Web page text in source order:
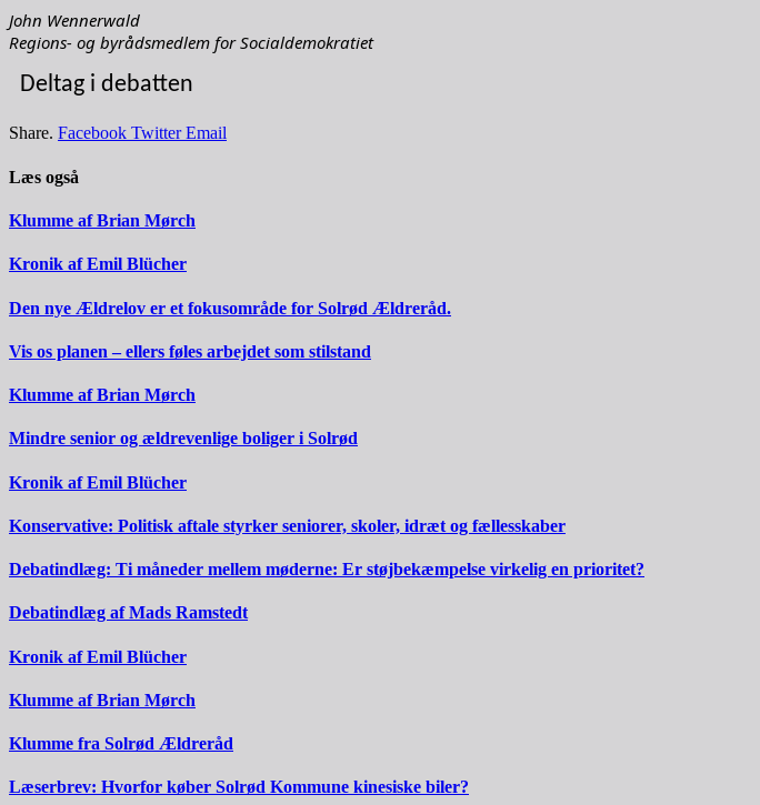
John Wennerwald
Regions- og byrådsmedlem for Socialdemokratiet
Deltag i debatten
Share. Facebook Twitter Email
Læs også
Klumme af Brian Mørch
Kronik af Emil Blücher
Den nye Ældrelov er et fokusområde for Solrød Ældreråd.
Vis os planen – ellers føles arbejdet som stilstand
Klumme af Brian Mørch
Mindre senior og ældrevenlige boliger i Solrød
Kronik af Emil Blücher
Konservative: Politisk aftale styrker seniorer, skoler, idræt og fællesskaber
Debatindlæg: Ti måneder mellem møderne: Er støjbekæmpelse virkelig en prioritet?
Debatindlæg af Mads Ramstedt
Kronik af Emil Blücher
Klumme af Brian Mørch
Klumme fra Solrød Ældreråd
Læserbrev: Hvorfor køber Solrød Kommune kinesiske biler?